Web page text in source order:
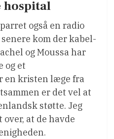
hospital
også en radio
kom der kabel-
og Moussa har
og et
en kristen læge fra
er det vel at
støtte. Jeg
at de havde